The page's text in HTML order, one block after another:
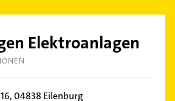
Elektroanlagen
04838 Eilenburg